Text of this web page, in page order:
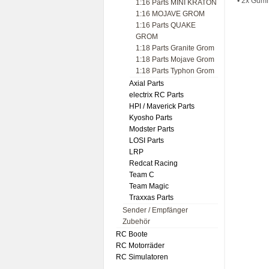
1:16 Parts MINI KRATON
1:16 MOJAVE GROM
1:16 Parts QUAKE
GROM
1:18 Parts Granite Grom
1:18 Parts Mojave Grom
1:18 Parts Typhon Grom
Axial Parts
electrix RC Parts
HPI / Maverick Parts
Kyosho Parts
Modster Parts
LOSI Parts
LRP
Redcat Racing
Team C
Team Magic
Traxxas Parts
Sender / Empfänger
Zubehör
RC Boote
RC Motorräder
RC Simulatoren